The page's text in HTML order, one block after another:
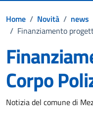
Home / Novità / news
/ Finanziamento
Corpo
Dettagli
Notizia del comune di